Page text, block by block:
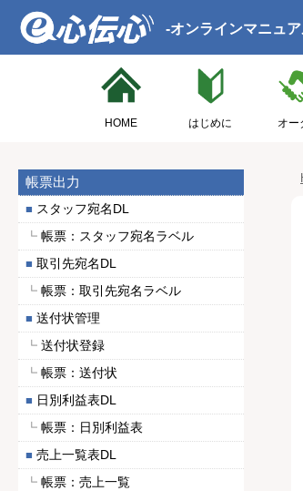
-オンラインマニュ
HOME はじめに オー
帳票出力
スタッフ宛名DL
帳票：スタッフ宛名ラベル
取引先宛名DL
帳票：取引先宛名ラベル
送付状管理
送付状登録
帳票：送付状
日別利益表DL
帳票：日別利益表
売上一覧表DL
帳票：売上一覧